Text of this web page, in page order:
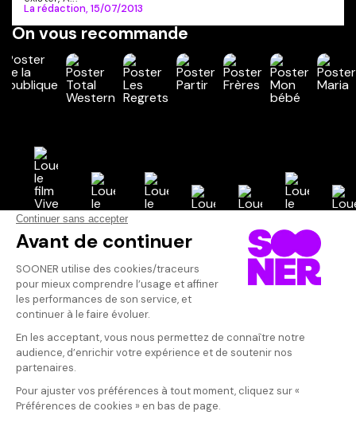
La rédaction, 15/07/2013
On vous recommande
Vos avis
Donnez votre avis
Votre note
Votre commentaire
Il faut vous connecter pour
publier un avis